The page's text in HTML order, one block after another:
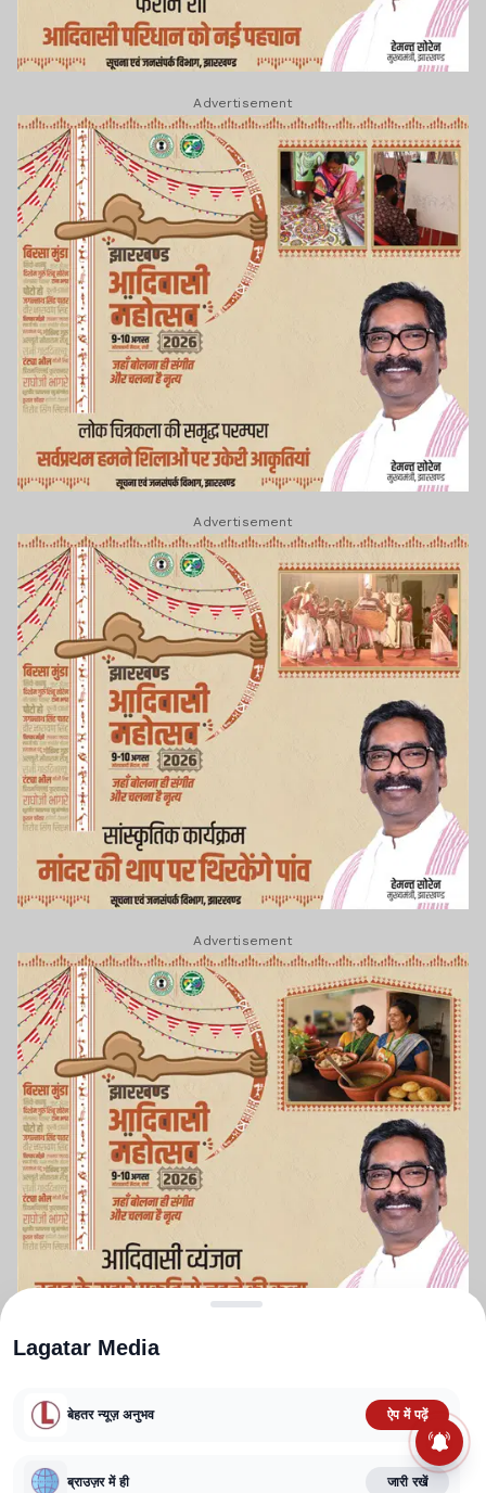
Advertisement
Advertisement
Advertisement
TERMS AND CONDITIONS
CORRECTIONS POLICY
FACT CHECKING POLICY
Lagatar Media
बेहतर न्यूज़ अनुभव ऐप में पढ़ें
ब्राउज़र में ही जारी रखें